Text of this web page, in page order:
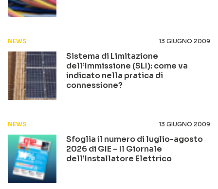
NEWS 13 GIUGNO 2009
Sistema di Limitazione
dell’Immissione (SLI): come va
indicato nella pratica di
connessione?
NEWS 13 GIUGNO 2009
Sfoglia il numero di luglio-agosto
2026 di GIE – Il Giornale
dell’Installatore Elettrico